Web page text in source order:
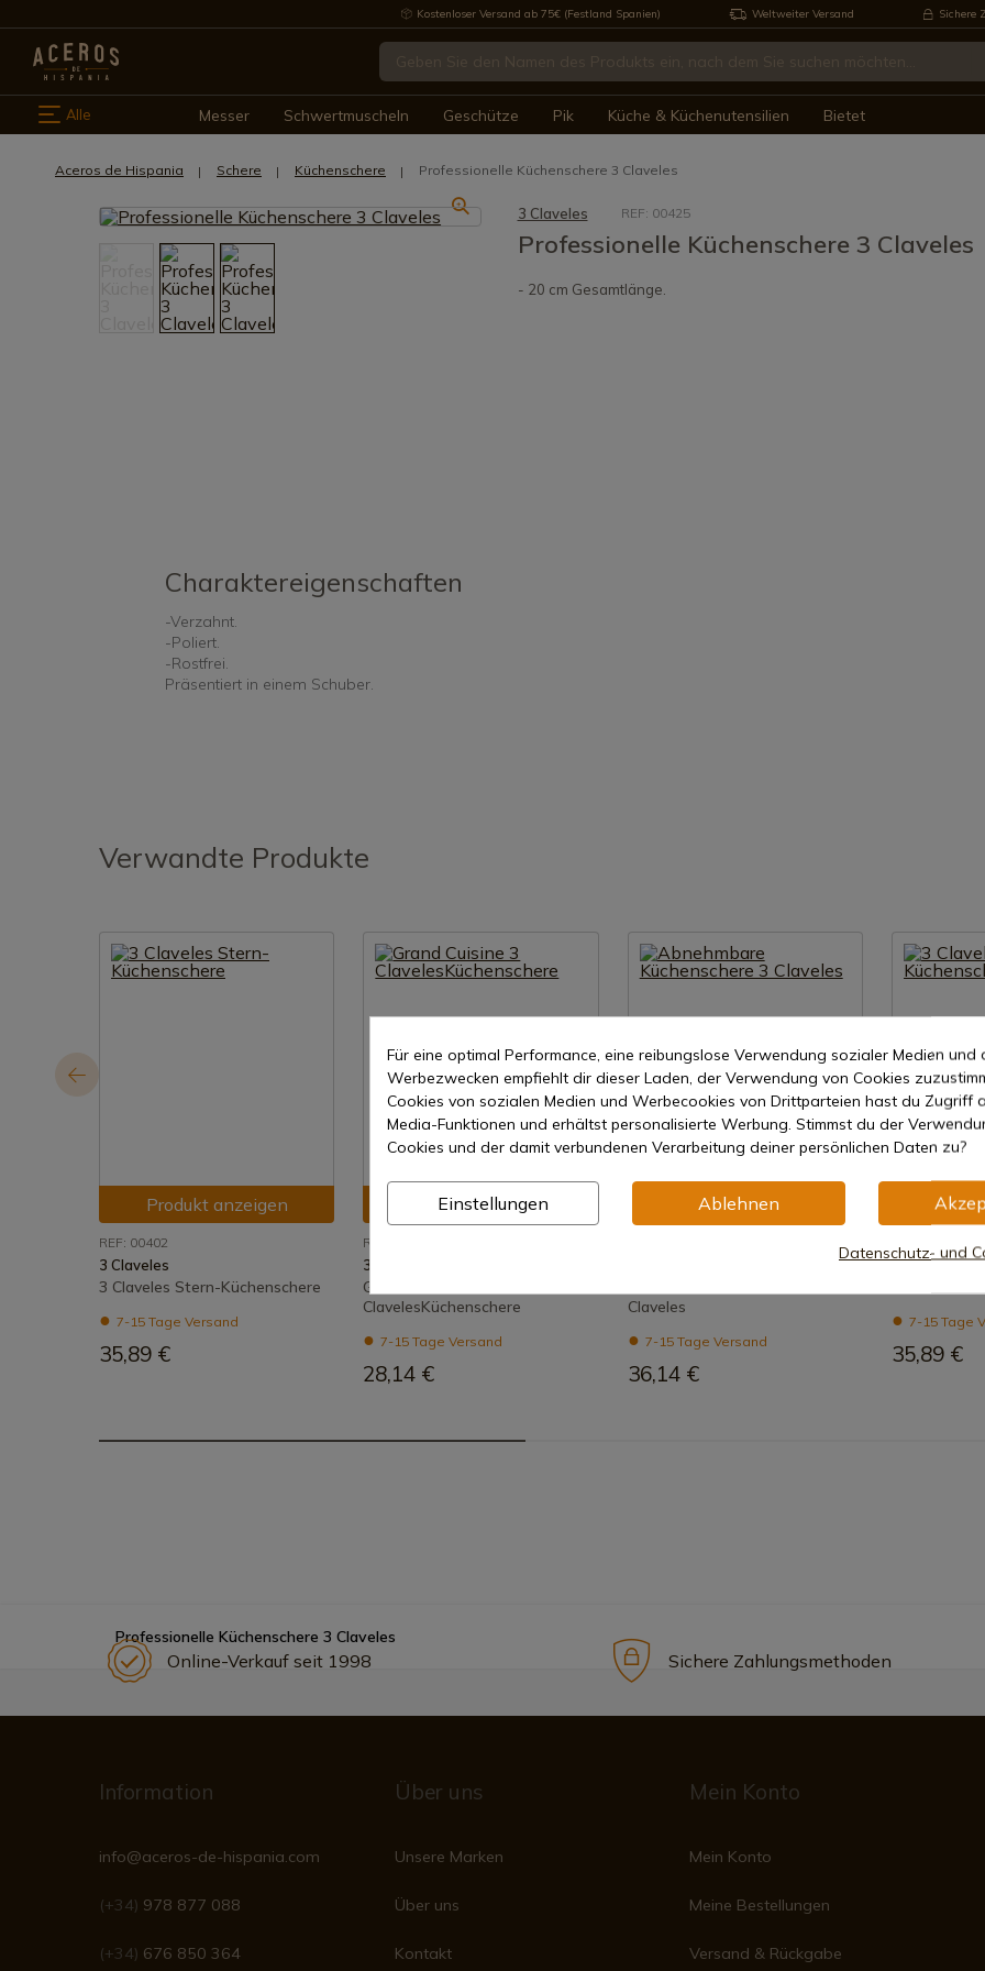
Kostenloser Versand ab 75€ (Festland Spanien) Weltweiter Versand Sichere
Alle Messer Schwertmuscheln Geschütze Pik Küche & Küchenutensilien Bietet
Aceros de Hispania Schere Küchenschere Professionelle Küchenschere 3 Claveles
3 Claveles REF: 00425
Professionelle Küchenschere 3 Claveles
- 20 cm Gesamtlänge.
Charaktereigenschaften
-Verzahnt.
-Poliert.
-Rostfrei.
Präsentiert in einem Schuber.
Verwandte Produkte
Produkt anzeigen
REF: 00402
3 Claveles
3 Claveles Stern-Küchenschere
7-15 Tage Versand
35,89 €
Produkt anzeigen
REF: 00404
3 Claveles
Grand Cuisine 3
ClavelesKüchenschere
7-15 Tage Versand
28,14 €
Produkt anzeigen
Claveles
7-15 Tage Versand
36,14 €
3 Claveles
3 Claveles
7-15 Tage
35,89 €
Professionelle Küchenschere 3 Claveles
Online-Verkauf seit 1998 Sichere Zahlungsmethoden
Information
info@aceros-de-hispania.com
(+34) 978 877 088
(+34) 676 850 364
Über uns
Unsere Marken
Über uns
Kontakt
Mein Konto
Mein Konto
Meine Bestellungen
Versand & Rückgabe
Für eine optimal Performance, eine reibungslose Verwendung sozialer Medien und
Werbezwecken empfiehlt dir dieser Laden, der Verwendung von Cookies
Cookies von sozialen Medien und Werbecookies von Drittparteien hast du Zugriff
Media-Funktionen und erhältst personalisierte Werbung. Stimmst du der
Cookies und der damit verbundenen Verarbeitung deiner persönlichen Daten zu?
Einstellungen Ablehnen
Datenschutz- und